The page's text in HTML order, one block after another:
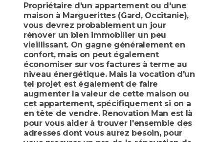
Propriétaire d'un appartement ou d'une
maison à Marguerittes (Gard, Occitanie),
vous devrez probablement un jour
rénover un bien immobilier un peu
vieillissant. On gagne généralement en
confort, mais on peut également
économiser sur vos factures à terme au
niveau énergétique. Mais la vocation d'un
tel projet est également de faire
augmenter la valeur de cette maison ou
cet appartement, spécifiquement si on a
en tête de vendre. Renovation Man est là
pour vous aider à trouver l'ensemble des
adresses dont vous aurez besoin, pour